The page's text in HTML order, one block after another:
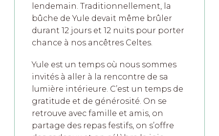
lendemain. Traditionnellement, la
bûche de Yule devait même brûler
durant 12 jours et 12 nuits pour porter
chance à nos ancêtres Celtes.
Yule est un temps où nous sommes
invités à aller à la rencontre de sa
lumière intérieure. C’est un temps de
gratitude et de générosité. On se
retrouve avec famille et amis, on
partage des repas festifs, on s’offre